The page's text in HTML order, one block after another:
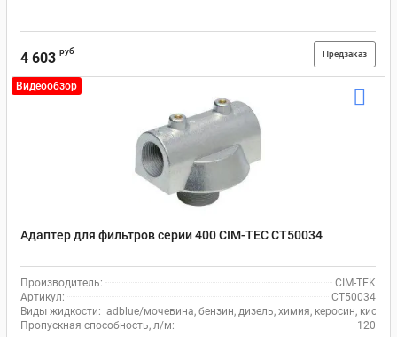
4 603 руб Предзаказ
Видеообзор
Адаптер для фильтров серии 400 CIM-TEC CT50034
Производитель:
CIM-TEK
Артикул:
CT50034
Виды жидкости: adblue/мочевина, бензин, дизель, химия, керосин,
Пропускная способность, л/м:
120